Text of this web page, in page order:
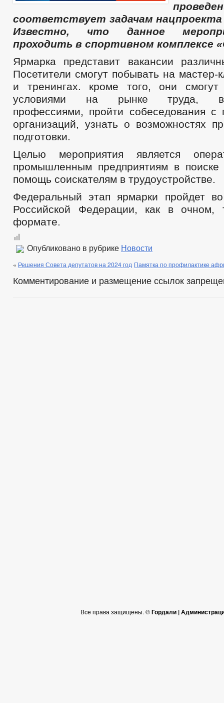
соответствует задачам
Известно, что данное
проходить в спортивном комплексе
Ярмарка представит вакансии
Посетители смогут побывать на мастер-
и тренингах. кроме того, они смогут
условиями на рынке труда,
профессиями, пройти собеседования с
организаций, узнать о возможностях
подготовки.
Целью мероприятия является
промышленным предприятиям в поиске
помощь соискателям в трудоустройстве.
Федеральный этап ярмарки пройдет
Российской Федерации, как в
формате.
Опубликовано в рубрике Новости
« Решения Совета депутатов на 2024 год Памятка по профилактике
Комментирование и размещение ссылок
Все права защищены. ©Гордали |